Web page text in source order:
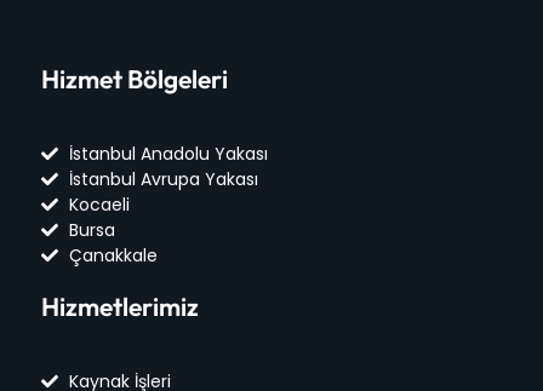
Hizmet Bölgeleri
İstanbul Anadolu Yakası
İstanbul Avrupa Yakası
Kocaeli
Bursa
Çanakkale
Hizmetlerimiz
Kaynak İşleri